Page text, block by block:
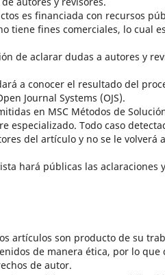
es financiada con recursos
tiene fines comerciales, lo cual
de aclarar dudas a autores y
a conocer el resultado del
Journal Systems (OJS).
en MSC Métodos de
especializado. Todo caso
del artículo y no se le
hará públicas las aclaraciones
artículos son producto de su
de manera ética, por lo
de autor.